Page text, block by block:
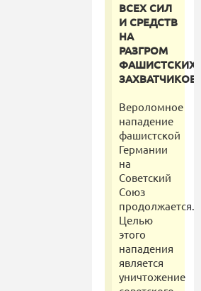
ВСЕХ СИЛ
И СРЕДСТВ
НА
РАЗГРОМ
ФАШИСТСКИХ
ЗАХВАТЧИКОВ
Вероломное
нападение
фашистской
Германии
на
Советский
Союз
продолжается.
Целью
этого
нападения
является
уничтожение